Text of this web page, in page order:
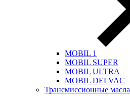
MOBIL 1
MOBIL SUPER
MOBIL ULTRA
MOBIL DELVAC
Трансмиссионные масла